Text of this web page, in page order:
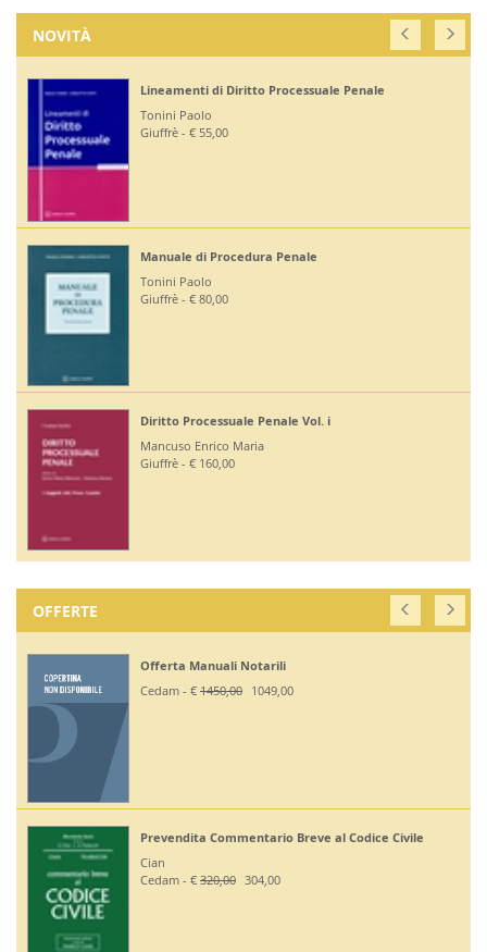
NOVITÀ
Lineamenti di Diritto Processuale Penale
Tonini Paolo
Giuffrè - € 55,00
Manuale di Procedura Penale
Tonini Paolo
Giuffrè - € 80,00
Diritto Processuale Penale Vol. i
Mancuso Enrico Maria
Giuffrè - € 160,00
OFFERTE
Offerta Manuali Notarili
Cedam - € 1450,00 1049,00
Prevendita Commentario Breve al Codice Civile
Cian
Cedam - € 320,00 304,00